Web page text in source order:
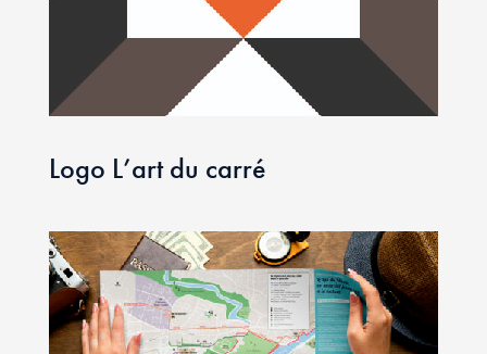
Logo L’art du carré